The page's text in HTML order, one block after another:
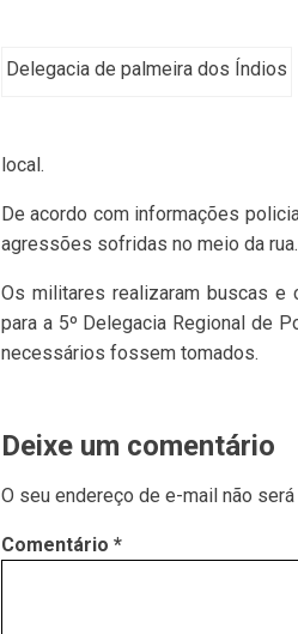
Delegacia de palmeira dos Índios
local.
De acordo com informações
agressões sofridas no meio da rua.
Os militares realizaram buscas e
para a 5º Delegacia Regional de
necessários fossem tomados.
Deixe um comentário
O seu endereço de e-mail não
Comentário *